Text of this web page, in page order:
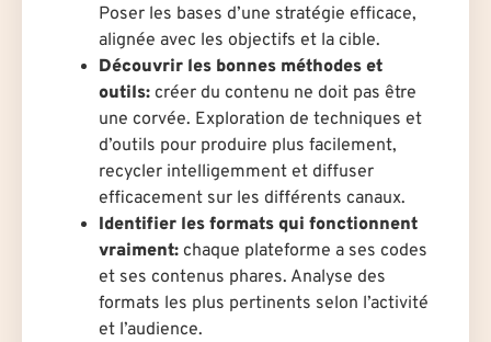
Poser les bases d’une stratégie efficace,
alignée avec les objectifs et la cible.
Découvrir les bonnes méthodes et
outils: créer du contenu ne doit pas être
une corvée. Exploration de techniques et
d’outils pour produire plus facilement,
recycler intelligemment et diffuser
efficacement sur les différents canaux.
Identifier les formats qui fonctionnent
vraiment: chaque plateforme a ses codes
et ses contenus phares. Analyse des
formats les plus pertinents selon l’activité
et l’audience.